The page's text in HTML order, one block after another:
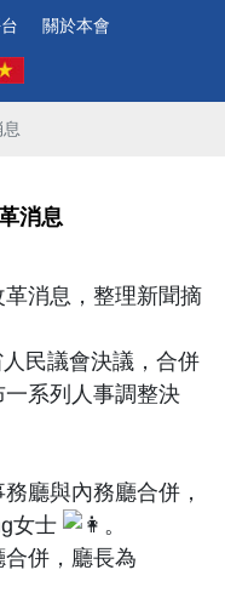
關於本會
消息
消息，整理新聞摘
民議會決議，合併
系列人事調整決
廳與內務廳合併，
女士
。
併，廳長為